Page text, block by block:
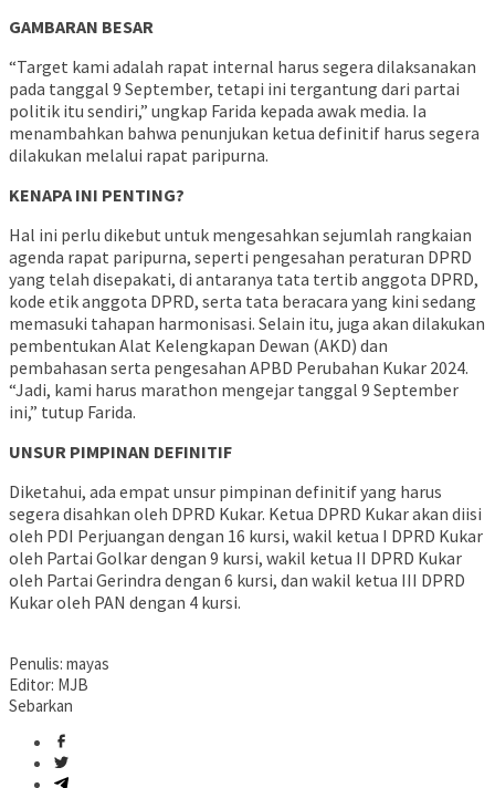
GAMBARAN BESAR
“Target kami adalah rapat internal harus segera dilaksanakan
pada tanggal 9 September, tetapi ini tergantung dari partai
politik itu sendiri,” ungkap Farida kepada awak media. Ia
menambahkan bahwa penunjukan ketua definitif harus segera
dilakukan melalui rapat paripurna.
KENAPA INI PENTING?
Hal ini perlu dikebut untuk mengesahkan sejumlah rangkaian
agenda rapat paripurna, seperti pengesahan peraturan DPRD
yang telah disepakati, di antaranya tata tertib anggota DPRD,
kode etik anggota DPRD, serta tata beracara yang kini sedang
memasuki tahapan harmonisasi. Selain itu, juga akan dilakukan
pembentukan Alat Kelengkapan Dewan (AKD) dan
pembahasan serta pengesahan APBD Perubahan Kukar 2024.
“Jadi, kami harus marathon mengejar tanggal 9 September
ini,” tutup Farida.
UNSUR PIMPINAN DEFINITIF
Diketahui, ada empat unsur pimpinan definitif yang harus
segera disahkan oleh DPRD Kukar. Ketua DPRD Kukar akan diisi
oleh PDI Perjuangan dengan 16 kursi, wakil ketua I DPRD Kukar
oleh Partai Golkar dengan 9 kursi, wakil ketua II DPRD Kukar
oleh Partai Gerindra dengan 6 kursi, dan wakil ketua III DPRD
Kukar oleh PAN dengan 4 kursi.
Penulis: mayas
Editor: MJB
Sebarkan